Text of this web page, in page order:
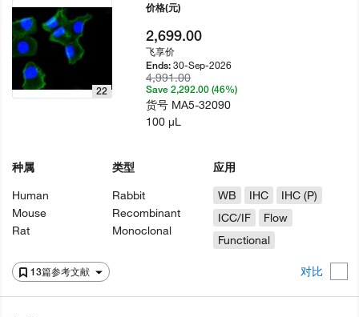
13篇参考文献 对比
22
种属
Human
Mouse
Rat
类型
Rabbit
Recombinant
Monoclonal
应用
WB
IHC
IHC (P)
ICC/IF
Flow
Functional
价格(元)
2,699.00
飞享价
Ends:30-Sep-2026
4,991.00
Save 2,292.00 (46%)
货号 MA5-32090
100 µL